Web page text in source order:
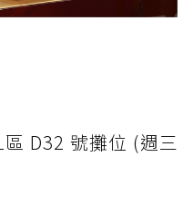
D32 號攤位 (週三